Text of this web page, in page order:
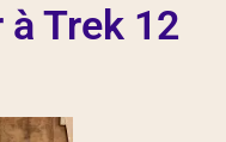
Trek 12